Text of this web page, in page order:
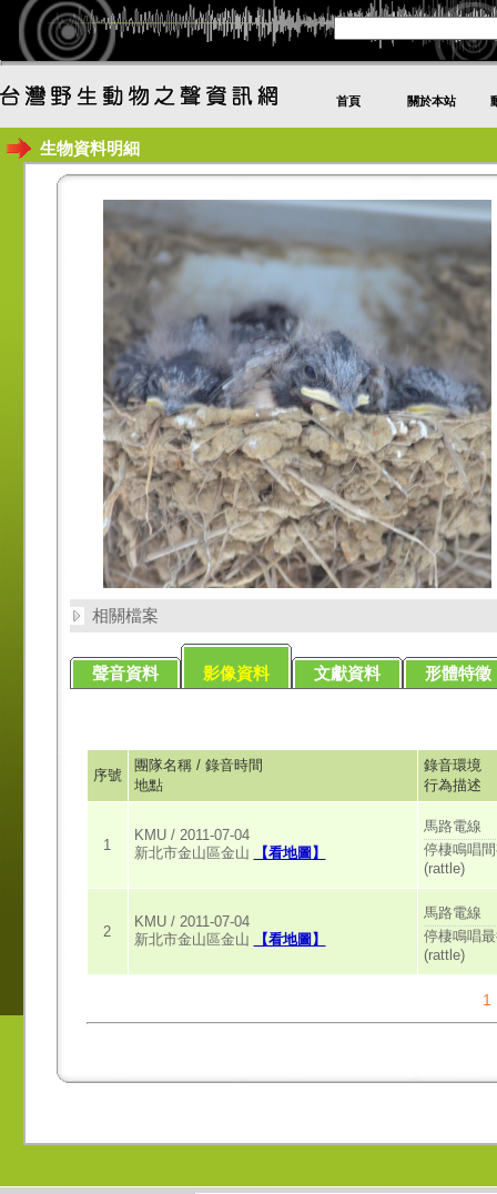
首頁 關於本站
生物資料明細
相關檔案
聲音資料 影像資料 文獻資料 形體特徵
序號
團隊名稱 / 錄音時間
地點
錄音環境
行為描述
1
KMU / 2011-07-04
新北市金山區金山
【看地圖】
馬路電線
停棲鳴唱
(rattle)
2
KMU / 2011-07-04
新北市金山區金山
【看地圖】
馬路電線
停棲鳴唱
(rattle)
1